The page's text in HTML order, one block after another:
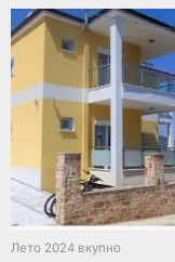
Лето 2024 вкупно